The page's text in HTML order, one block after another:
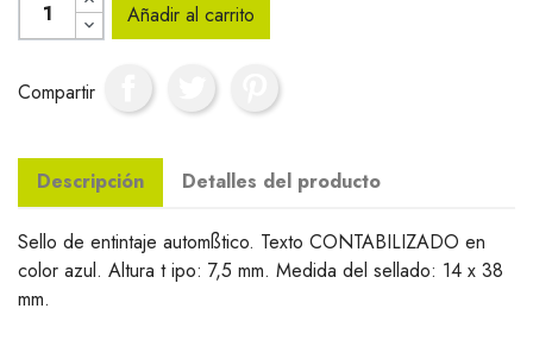
Añadir al carrito
Compartir
Descripción Detalles del producto
Sello de entintaje automßtico. Texto CONTABILIZADO en
color azul. Altura t ipo: 7,5 mm. Medida del sellado: 14 x 38
mm.